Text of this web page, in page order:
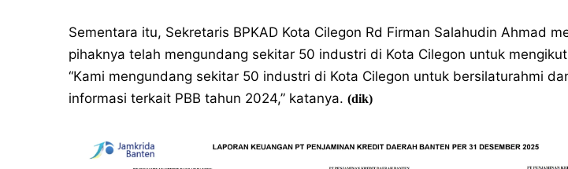
Sementara itu, Sekretaris BPKAD Kota Cilegon Rd Firman Salahudin Ahmad
pihaknya telah mengundang sekitar 50 industri di Kota Cilegon untuk
“Kami mengundang sekitar 50 industri di Kota Cilegon untuk bersilaturahmi
informasi terkait PBB tahun 2024,” katanya. (dik)